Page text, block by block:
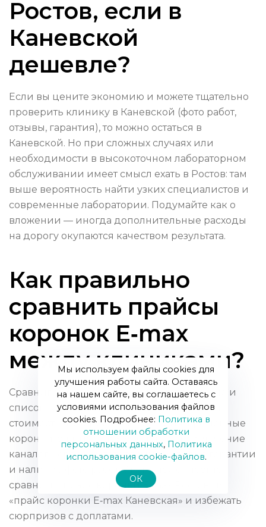
Ростов, если в
Каневской
дешевле?
Если вы цените экономию и можете тщательно
проверить клинику в Каневской (фото работ,
отзывы, гарантия), то можно остаться в
Каневской. Но при сложных случаях или
необходимости в высокоточном лабораторном
обслуживании имеет смысл ехать в Ростов: там
выше вероятность найти узких специалистов и
современные лаборатории. Подумайте как о
вложении — иногда дополнительные расходы
на дорогу окупаются качеством результата.
Как правильно
сравнить прайсы
коронок E‑max
между клиниками?
Сравнивайте не только цифру в прайсе, но и
список включённых услуг: из чего состоит
стоимость (материал, лаборатория, временные
коронки, снятие старых конструкций, лечение
каналов), сроки изготовления, условия гарантии
и наличие фото работ. Это поможет честно
сравнить «прайс коронки E‑max Ростов» и
«прайс коронки E‑max Каневская» и избежать
сюрпризов с доплатами.
Мы используем файлы cookies для
улучшения работы сайта. Оставаясь
на нашем сайте, вы соглашаетесь с
условиями использования файлов
cookies. Подробнее: Политика в
отношении обработки
персональных данных, Политика
использования сookie-файлов.
ОК